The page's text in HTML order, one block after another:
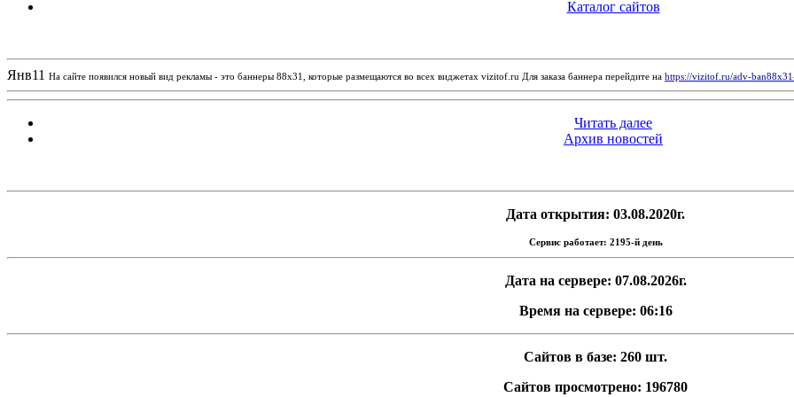
Каталог сайтов
Янв11 На сайте появился новый вид рекламы - это баннеры 88х31, которые размещаются во всех виджетах vizitof.ru Для заказа баннера перейдите на https://vizitof.ru/adv-
Читать далее
Архив новостей
Дата открытия: 03.08.2020г.
Сервис работает: 2195-й день
Дата на сервере: 07.08.2026г.
Время на сервере: 06:16
Сайтов в базе: 260 шт.
Сайтов просмотрено: 196780